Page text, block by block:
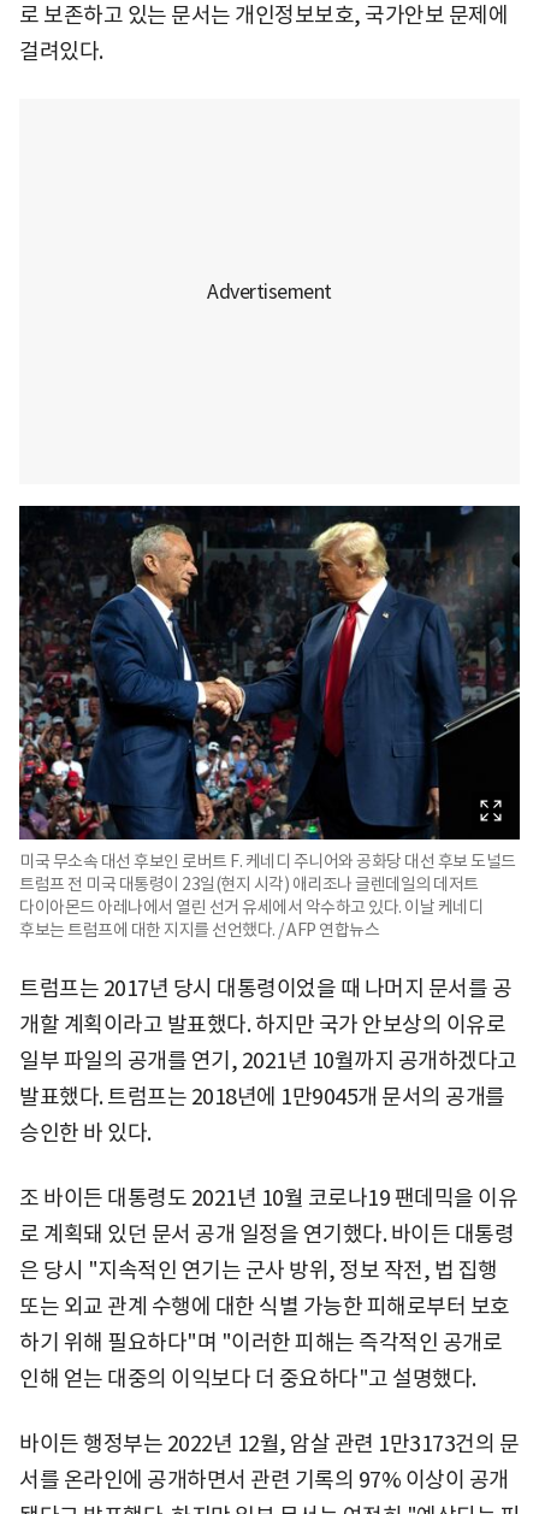
로 보존하고 있는 문서는 개인정보보호, 국가안보 문제에
걸려있다.
미국 무소속 대선 후보인 로버트 F. 케네디 주니어와 공화당 대선 후보 도널드
트럼프 전 미국 대통령이 23일(현지 시각) 애리조나 글렌데일의 데저트
다이아몬드 아레나에서 열린 선거 유세에서 악수하고 있다. 이날 케네디
후보는 트럼프에 대한 지지를 선언했다. / AFP 연합뉴스
트럼프는 2017년 당시 대통령이었을 때 나머지 문서를 공
개할 계획이라고 발표했다. 하지만 국가 안보상의 이유로
일부 파일의 공개를 연기, 2021년 10월까지 공개하겠다고
발표했다. 트럼프는 2018년에 1만9045개 문서의 공개를
승인한 바 있다.
조 바이든 대통령도 2021년 10월 코로나19 팬데믹을 이유
로 계획돼 있던 문서 공개 일정을 연기했다. 바이든 대통령
은 당시 "지속적인 연기는 군사 방위, 정보 작전, 법 집행
또는 외교 관계 수행에 대한 식별 가능한 피해로부터 보호
하기 위해 필요하다"며 "이러한 피해는 즉각적인 공개로
인해 얻는 대중의 이익보다 더 중요하다"고 설명했다.
바이든 행정부는 2022년 12월, 암살 관련 1만3173건의 문
서를 온라인에 공개하면서 관련 기록의 97% 이상이 공개